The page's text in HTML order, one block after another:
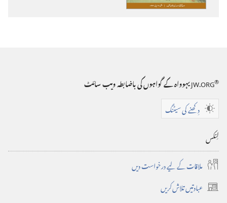
خدا
JW.ORG®
یہوواہ کے گواہوں کی باضابطہ ویب سائٹ
دِکھنے کی سیٹنگ
لِنکس
ملاقات کے لیے درخواست دیں
عبادتیں تلاش کریں (‏نئی